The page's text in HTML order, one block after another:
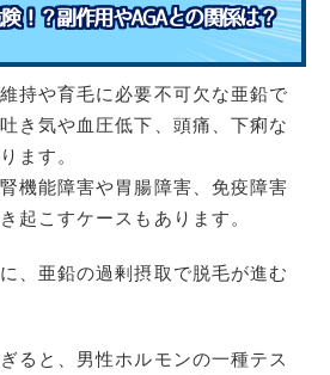
！？副作用やAGAとの関係は？
持や育毛に必要不可欠な亜鉛で
き気や血圧低下、頭痛、下痢な
ます。
機能障害や胃腸障害、免疫障害
起こすケースもあります。
、亜鉛の過剰摂取で脱毛が進む
ると、男性ホルモンの一種テス